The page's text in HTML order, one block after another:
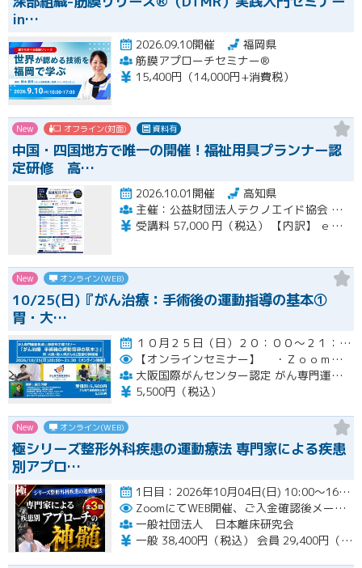
in…
2026.09.10開催
福岡県
筋膜アプローチセミナー®
15,400円（14,000円+消費税）
New オフライン(対面) 資料有
中国・四国地方で唯一の開催！福祉用具プランナー認
定研修 高…
2026.10.01開催
高知県
主催：公益財団法人テクノエイド協会 集合研修会場期間：一般社団法人ナチュラルハートフルケアネットワーク
受講料 57,000 円（税込） 【内訳】 ｅラーニング受講料・テキスト代 21,000 円（税込） 集合講習受講料 36,000 円（税込） ※インターネットに係る通信料（回線料）は、受講料には含まれません。
New オンライン(WEB)
10/25(日)『がん治療：手術後の運動指導の基本①
胃・大…
１０月２５日（日）２０：００～２１：３０開催
【オンラインセミナー】
・Ｚｏｏｍにて開催。事前にＵＲＬをメールにてお知らせします。
大阪国際がんセンター認定 がん専門運動指導士 事務局（ルネサンス運動支援センター内）
5,500円（税込）
New オンライン(WEB)
極シリーズ整形外科疾患の運動療法 専門家による疾患
別アプロ…
1日目：2026年10月04日(日) 10:00〜16:00 2日目：2026年10月25日(日) 10:00〜16…開催
ZoomにてWEB開催、ご入金確認後メールにてURLをお知らせいたします。
一般社団法人 日本離床研究会
一般 38,400円（税込） 会員 29,400円（税込）